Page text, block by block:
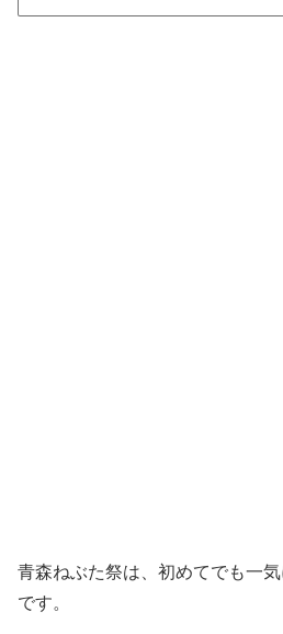
青森ねぶた祭は、初めてでも一
です。